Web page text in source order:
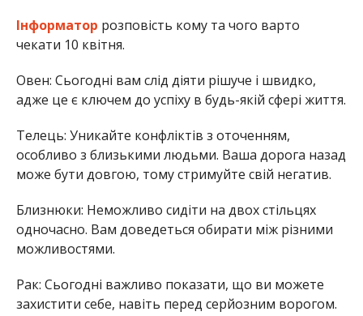
Інформатор розповість кому та чого варто
чекати 10 квітня.
Овен: Сьогодні вам слід діяти рішуче і швидко,
адже це є ключем до успіху в будь-якій сфері життя.
Телець: Уникайте конфліктів з оточенням,
особливо з близькими людьми. Ваша дорога назад
може бути довгою, тому стримуйте свій негатив.
Близнюки: Неможливо сидіти на двох стільцях
одночасно. Вам доведеться обирати між різними
можливостями.
Рак: Сьогодні важливо показати, що ви можете
захистити себе, навіть перед серйозним ворогом.